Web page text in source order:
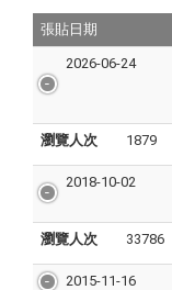
張貼日期
2026-06-24
瀏覽人次 1879
2018-10-02
瀏覽人次 33786
2015-11-16